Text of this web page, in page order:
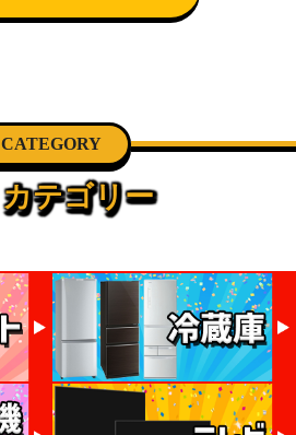
CATEGORY
カテゴリー